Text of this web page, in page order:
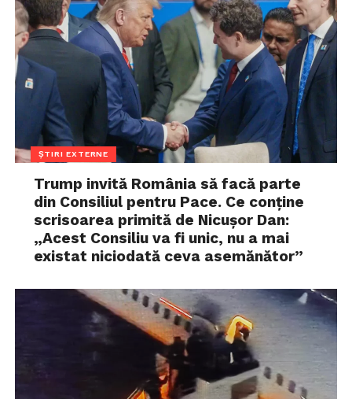
ȘTIRI EXTERNE
Trump invită România să facă parte
din Consiliul pentru Pace. Ce conține
scrisoarea primită de Nicușor Dan:
„Acest Consiliu va fi unic, nu a mai
existat niciodată ceva asemănător”